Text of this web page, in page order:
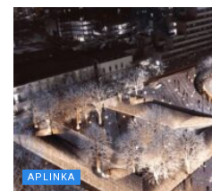
APLINKA